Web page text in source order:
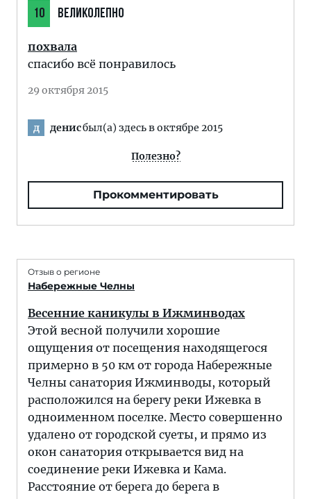
10 ВЕЛИКОЛЕПНО
похвала
спасибо всё понравилось
29 октября 2015
д денисбыл(а) здесь в октябре 2015
Полезно?
Прокомментировать
Отзыв о регионе
Набережные Челны
Весенние каникулы в Ижминводах
Этой весной получили хорошие
ощущения от посещения находящегося
примерно в 50 км от города Набережные
Челны санатория Ижминводы, который
расположился на берегу реки Ижевка в
одноименном поселке. Место совершенно
удалено от городской суеты, и прямо из
окон санатория открывается вид на
соединение реки Ижевка и Кама.
Расстояние от берега до берега в